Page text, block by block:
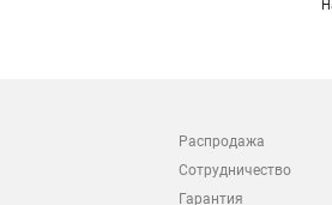
Распродажа
Сотрудничество
Гарантия